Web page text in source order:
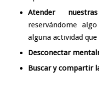
Atender
reservándome
alguna actividad
Desconectar
Buscar y compartir